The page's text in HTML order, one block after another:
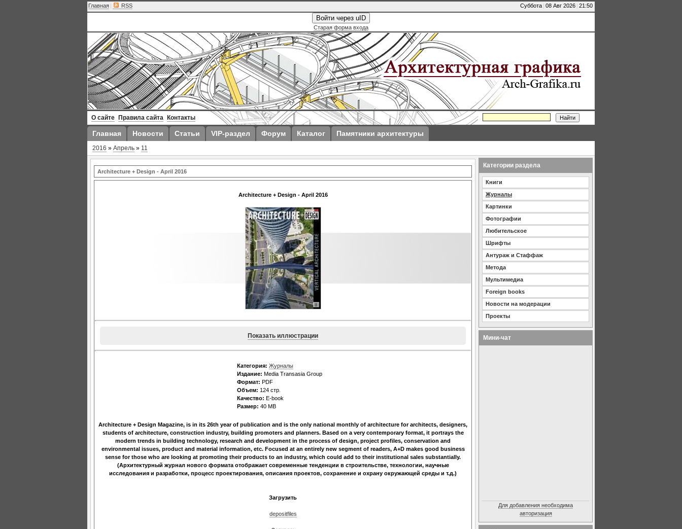
Суббота | 08 Авг 2026 | 21:50
Главная | RSS
Войти через uID
Старая форма входа
О сайте Правила сайта Контакты
Главная Новости Статьи VIP-раздел Форум Каталог Памятники архитектуры
2016 » Апрель » 11
Architecture + Design - April 2016
Architecture + Design - April 2016
Показать иллюстрации
Категория: Журналы
Издание: Media Transasia Group
Формат: PDF
Объем: 124 стр.
Качество: E-book
Размер: 40 MB
Architecture + Design Magazine, is in its 26th year of publication and is the only national monthly of architecture for architects, designers,
students of architecture, construction industry, building promoters and planners. Based on a very contemporary format, it portrays the
modern trends in building technology, research and development in the process of design, project profiles, conservation and
environmental issues, product and material information, etc. Focused at an entirely new segment of readers, A+D makes good business
sense for those who are looking at promoting their products to an industry, which could add to their institutional sales substantially.
(Архитектурный журнал нового формата отображает современные тенденции в строительстве, технологии, научные
исследования и разработки, процесс проектирования, описания проектов, сохранение и охрану окружающей среды и т.д.)
Загрузить
depositfiles
Категории раздела
Книги
Журналы
Картинки
Фотографии
Любительское
Шрифты
Антураж и Стаффаж
Метода
Мультимедиа
Foreign books
Новости на модерации
Проекты
Мини-чат
Для добавления необходима
авторизация